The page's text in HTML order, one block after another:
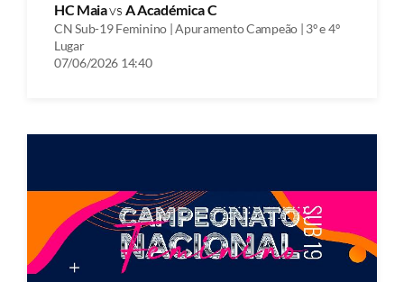
HC Maiavs A Académica C
CN Sub-19 Feminino | Apuramento Campeão | 3º e 4º
Lugar
07/06/2026 14:40